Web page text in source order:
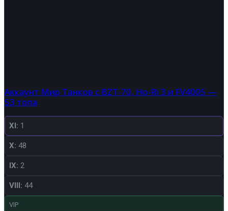
Аккаунт Мир Танков с BZT-70, Ho-Ri 3 и FV4005 —
53 топа
XI: 1
X: 48
IX: 2
VIII: 44
VIP